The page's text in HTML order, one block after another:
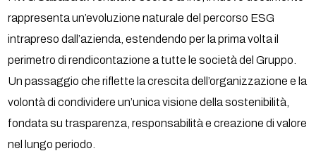
rappresenta un’evoluzione naturale del percorso ESG
intrapreso dall’azienda, estendendo per la prima volta il
perimetro di rendicontazione a tutte le società del Gruppo.
Un passaggio che riflette la crescita dell’organizzazione e la
volontà di condividere un’unica visione della sostenibilità,
fondata su trasparenza, responsabilità e creazione di valore
nel lungo periodo.